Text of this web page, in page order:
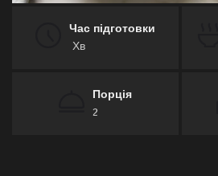
ТехнологіїЧас підготовки
Хв
Порція
2